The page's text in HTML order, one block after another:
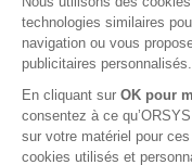
technologies similaires
navigation ou vous
publicitaires personnalisés.
En cliquant sur OK pour
consentez à ce
sur votre matériel pour
cookies utilisés et
© 2026 ORSYS